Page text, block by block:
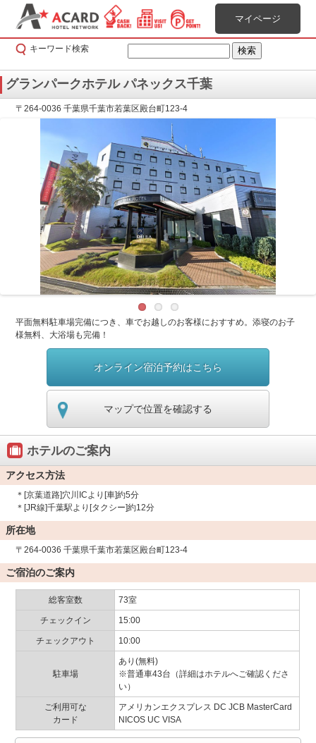
マイページ
キーワード検索
グランパークホテル パネックス千葉
〒264-0036 千葉県千葉市若葉区殿台町123-4
平面無料駐車場完備につき、車でお越しのお客様におすすめ。添寝のお子
様無料、大浴場も完備！
オンライン宿泊予約はこちら
マップで位置を確認する
ホテルのご案内
アクセス方法
＊[京葉道路]穴川ICより[車]約5分
＊[JR線]千葉駅より[タクシー]約12分
所在地
〒264-0036 千葉県千葉市若葉区殿台町123-4
ご宿泊のご案内
総客室数 73室
チェックイン 15:00
チェックアウト 10:00
駐車場
あり(無料)
※普通車43台（詳細はホテルへご確認くださ
い）
ご利用可な
カード
アメリカンエクスプレス DC JCB MasterCard
NICOS UC VISA